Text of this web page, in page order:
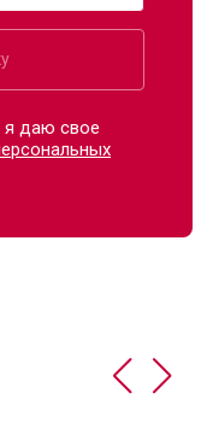
я даю свое